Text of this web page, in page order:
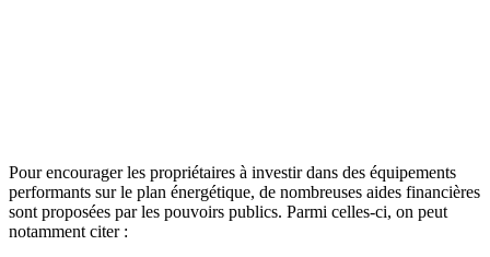
Pour encourager les propriétaires à investir dans des équipements
performants sur le plan énergétique, de nombreuses aides financières
sont proposées par les pouvoirs publics. Parmi celles-ci, on peut
notamment citer :